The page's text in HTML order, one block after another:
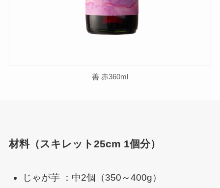
善 赤360ml
材料（スキレット25cm 1個分）
じゃが芋 ：中2個（350～400g）